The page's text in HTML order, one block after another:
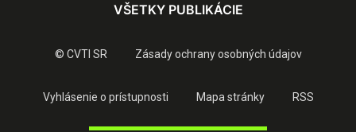
VŠETKY PUBLIKÁCIE
© CVTI SR Zásady ochrany osobných údajov
Vyhlásenie o prístupnosti Mapa stránky RSS